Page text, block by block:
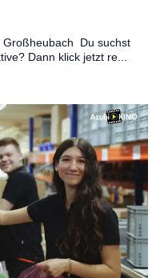
Großheubach Du suchst
Dann klick jetzt re...